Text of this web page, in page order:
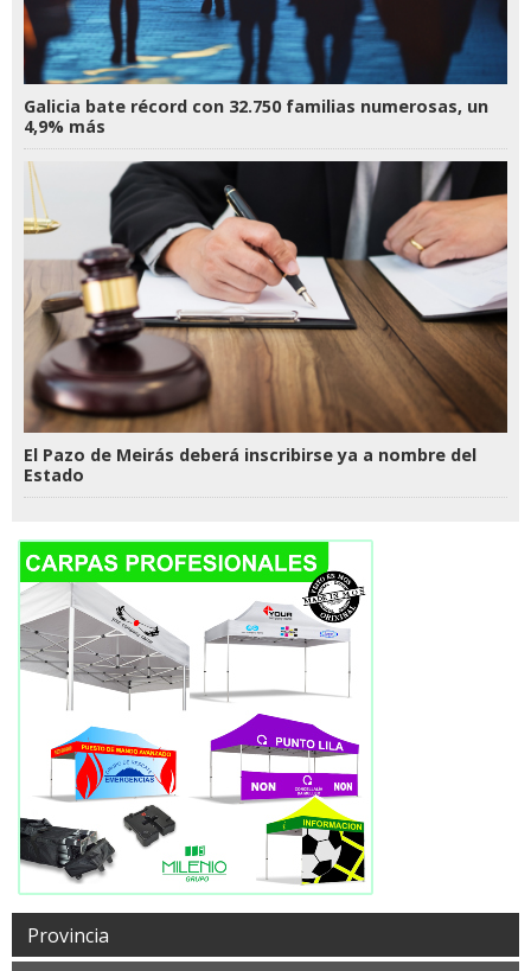
Galicia bate récord con 32.750 familias numerosas, un
4,9% más
El Pazo de Meirás deberá inscribirse ya a nombre del
Estado
Provincia